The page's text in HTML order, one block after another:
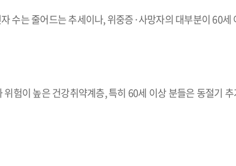
수는 줄어드는 추세이나, 위중증·사망자의 대부분이 60세
험이 높은 건강취약계층, 특히 60세 이상 분들은 동절기